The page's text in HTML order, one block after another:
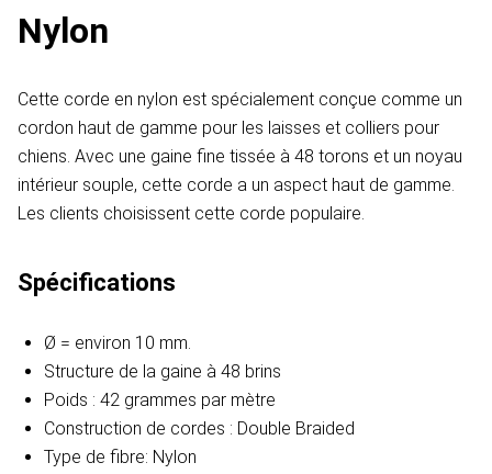
Nylon
Cette corde en nylon est spécialement conçue comme un
cordon haut de gamme pour les laisses et colliers pour
chiens. Avec une gaine fine tissée à 48 torons et un noyau
intérieur souple, cette corde a un aspect haut de gamme.
Les clients choisissent cette corde populaire.
Spécifications
Ø = environ 10 mm.
Structure de la gaine à 48 brins
Poids : 42 grammes par mètre
Construction de cordes : Double Braided
Type de fibre: Nylon